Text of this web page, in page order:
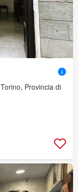
Provincia di